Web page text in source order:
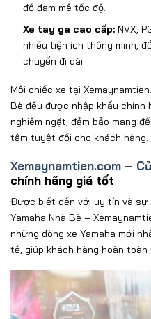
đồđam mê tốcđộ.
Xe tay ga cao cấp: NVX,
nhiều tiệních thông minh,đ
chuyếnđi dài.
Mỗi chiếc xe tại
Bè đều được nhập khẩu chính
nghiêm ngặt, đảm bảo mang đ
tâm tuyệt đối cho khách hàng.
Xemaynamtien.com –
chính hãng giá tốt
Được biết đến với uy tín và sự
Yamaha Nhà Bè –
những dòng xe Yamaha mới
tế, giúp khách hàng hoàn toàn